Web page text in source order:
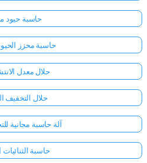
حاسبة حيود
حاسبة محزز
حلال معدل
حلال التخفيف
آلة حاسبة مجانية
حاسبة الثنائيات